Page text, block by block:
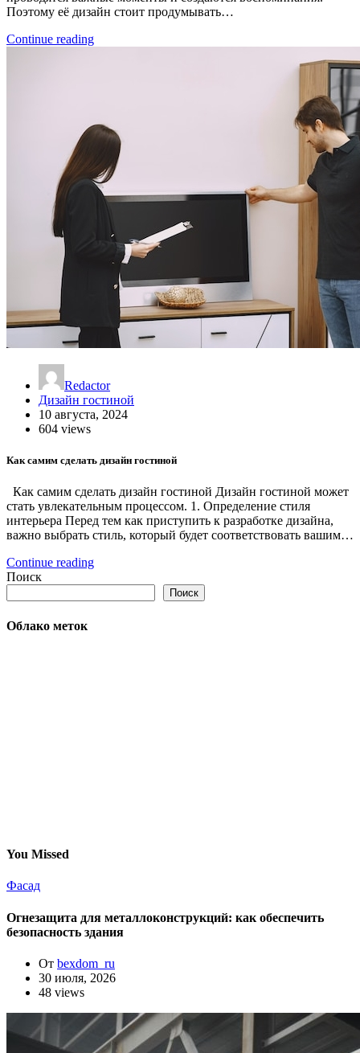
Поэтому её дизайн стоит продумывать…
Continue reading
Redactor
Дизайн гостиной
10 августа, 2024
604 views
Как самим сделать дизайн гостиной
Как самим сделать дизайн гостиной Дизайн гостиной может
стать увлекательным процессом. 1. Определение стиля
интерьера Перед тем как приступить к разработке дизайна,
важно выбрать стиль, который будет соответствовать вашим…
Continue reading
Поиск
Поиск
Облако меток
You Missed
Фасад
Огнезащита для металлоконструкций: как обеспечить
безопасность здания
От bexdom_ru
30 июля, 2026
48 views